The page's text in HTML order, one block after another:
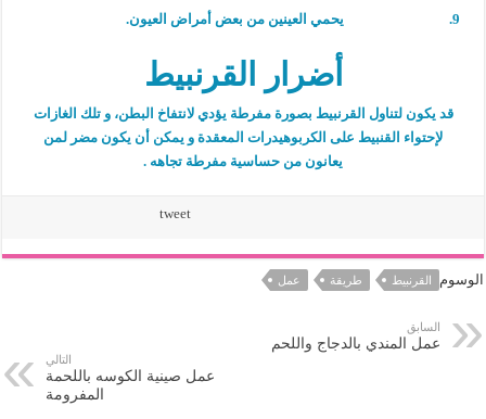
يحمي العينين من بعض أمراض العيون.
أضرار القرنبيط
قد يكون لتناول القرنبيط بصورة مفرطة يؤدي لانتفاخ البطن، و تلك الغازات
لإحتواء القنبيط على الكربوهيدرات المعقدة و يمكن أن يكون مضر لمن
يعانون من حساسية مفرطة تجاهه .
tweet
الوسوم القرنبيط طريقة عمل
السابق
عمل المندي بالدجاج واللحم
التالي
عمل صينية الكوسه باللحمة
المفرومة